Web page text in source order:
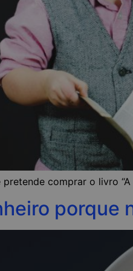
comprar o livro “A
porque